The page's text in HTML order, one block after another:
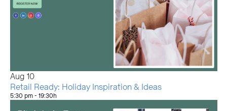
Aug 10
Retail Ready: Holiday Inspiration & Ideas
5:30 pm- 19:30h